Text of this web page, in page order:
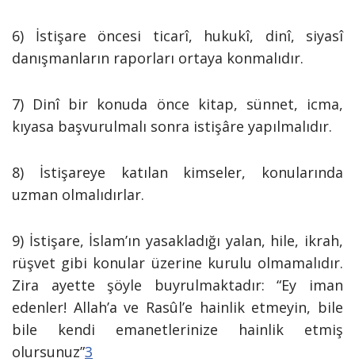
6) İstişare öncesi ticarî, hukukî, dinî, siyasî
danışmanların raporları ortaya konmalıdır.
7) Dinî bir konuda önce kitap, sünnet, icma,
kıyasa başvurulmalı sonra istişâre yapılmalıdır.
8) İstişareye katılan kimseler, konularında
uzman olmalıdırlar.
9) İstişare, İslam’ın yasakladığı yalan, hile, ikrah,
rüşvet gibi konular üzerine kurulu olmamalıdır.
Zira ayette şöyle buyrulmaktadır: “Ey iman
edenler! Allah’a ve Rasûl’e hainlik etmeyin, bile
bile kendi emanetlerinize hainlik etmiş
olursunuz”3